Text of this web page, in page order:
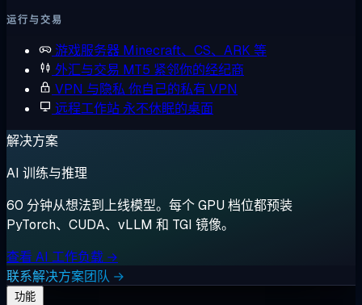
运行与交易
游戏服务器 Minecraft、CS、ARK 等
外汇与交易 MT5 紧邻你的经纪商
VPN 与隐私 你自己的私有 VPN
远程工作站 永不休眠的桌面
解决方案
AI 训练与推理
60 分钟从想法到上线模型。每个 GPU 档位都预装
PyTorch、CUDA、vLLM 和 TGI 镜像。
查看 AI 工作负载 →
联系解决方案团队 →